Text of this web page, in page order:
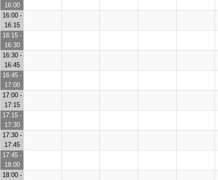
16:00
16:00 -
16:15
16:15 -
16:30
16:30 -
16:45
16:45 -
17:00
17:00 -
17:15
17:15 -
17:30
17:30 -
17:45
17:45 -
18:00
18:00 -